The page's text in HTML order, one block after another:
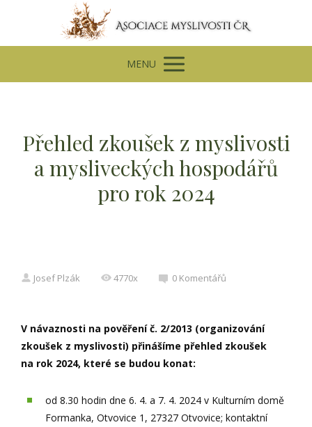
MENU
Přehled zkoušek z myslivosti
a mysliveckých hospodářů
pro rok 2024
Josef Plzák 4770x 0 Komentářů
V návaznosti na pověření č. 2/2013 (organizování
zkoušek z myslivosti) přinášíme přehled zkoušek
na rok 2024, které se budou konat:
od 8.30 hodin dne 6. 4. a 7. 4. 2024 v Kulturním domě
Formanka, Otvovice 1, 27327 Otvovice; kontaktní